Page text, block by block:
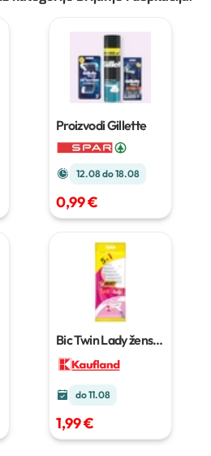
Proizvodi Gillette
12.08 do 18.08
0,99 €
Bic Twin Lady ženski
do 11.08
1,99 €